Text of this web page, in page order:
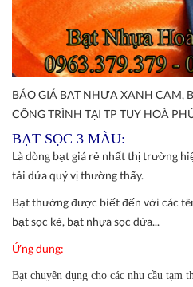
BÁO GIÁ BẠT NHỰA XANH CAM,
CÔNG TRÌNH TẠI TP TUY HOÀ
BẠT SỌC 3 MÀU:
Là dòng bạt giá rẻ nhất thị trường
tải dứa quý vị thường thấy.
Bạt thường được biết đến với các
bạt sọc kẻ, bạt nhựa sọc dứa...
Ứng dụng:
Bạt chuyên dụng cho các nhu cầu tạm